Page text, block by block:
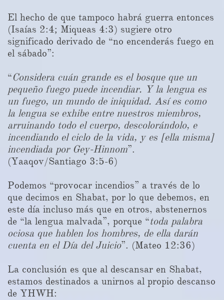
El hecho de que tampoco habrá guerra entonces
(Isaías 2:4; Miqueas 4:3) sugiere otro
significado derivado de “no encenderás fuego en
el sábado”: ​​
“Considera cuán grande es el bosque que un
pequeño fuego puede incendiar. Y la lengua es
un fuego, un mundo de iniquidad. Así es como
la lengua se exhibe entre nuestros miembros,
arruinando todo el cuerpo, descolorándolo, e
incendiando el ciclo de la vida, y es [ella misma]
incendiada por Gey-Hinnom”.
(Yaaqov/Santiago 3:5-6)
Podemos “provocar incendios” a través de lo
que decimos en Shabat, por lo que debemos, en
este día incluso más que en otros, abstenernos
de “la lengua malvada”, porque “toda palabra
ociosa que hablen los hombres, de ella darán
cuenta en el Día del Juicio”. (Mateo 12:36)
La conclusión es que al descansar en Shabat,
estamos destinados a unirnos al propio descanso
de YHWH: